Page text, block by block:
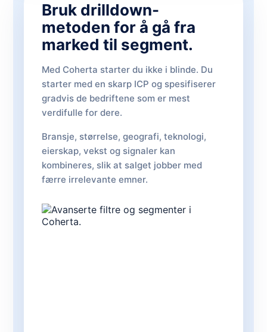
Bruk drilldown-
metoden for å gå fra
marked til segment.
Med Coherta starter du ikke i blinde. Du
starter med en skarp ICP og spesifiserer
gradvis de bedriftene som er mest
verdifulle for dere.
Bransje, størrelse, geografi, teknologi,
eierskap, vekst og signaler kan
kombineres, slik at salget jobber med
færre irrelevante emner.